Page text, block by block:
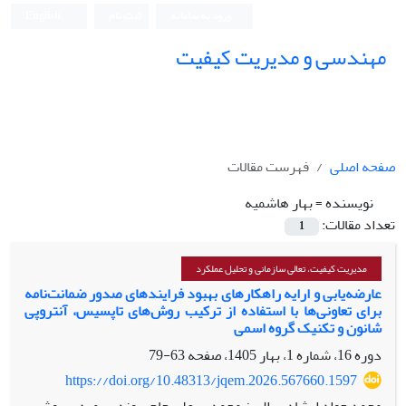
مهندسی و مدیریت کیفیت
صفحه اصلی
فهرست مقالات
نویسنده =بهار هاشمیه
تعداد مقالات:
1
مدیریت کیفیت، تعالی سازمانی و تحلیل عملکرد
عارضه‌یابی و ارایه راهکارهای بهبود فرایندهای صدور ضمانت‌نامه‌
برای تعاونی‌هابا استفاده از ترکیب روش‌های تاپسیس، آنتروپی
شانون و تکنیک گروه اسمی
دوره 16، شماره 1، بهار 1405، صفحه
63-79
https://doi.org/10.48313/jqem.2026.567660.1597